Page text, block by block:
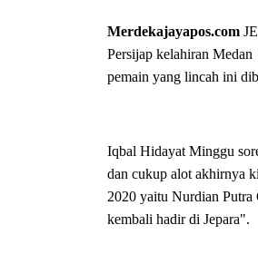
Merdekajayapos.com
Persijap kelahiran
pemain yang lincah ini
Iqbal Hidayat Minggu
dan cukup alot akhirnya
2020 yaitu Nurdian
kembali hadir di Jepara".